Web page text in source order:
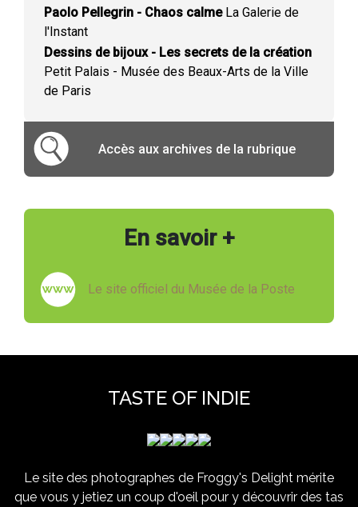
Paolo Pellegrin - Chaos calmeLa Galerie de
l'Instant
Dessins de bijoux - Les secrets de la création
Petit Palais - Musée des Beaux-Arts de la Ville
de Paris
Accès aux archives de la rubrique
En savoir +
Le site officiel du Musée de la Poste
TASTE OF INDIE
Le site des photographes de Froggy's Delight mérite
que vous y jetiez un coup d'oeil pour y découvrir des tas